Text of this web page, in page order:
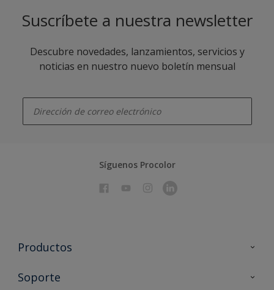
Suscríbete a nuestra newsletter
Descubre novedades, lanzamientos, servicios y
noticias en nuestro nuevo boletín mensual
Síguenos Procolor
Productos
Todos los productos
Soporte